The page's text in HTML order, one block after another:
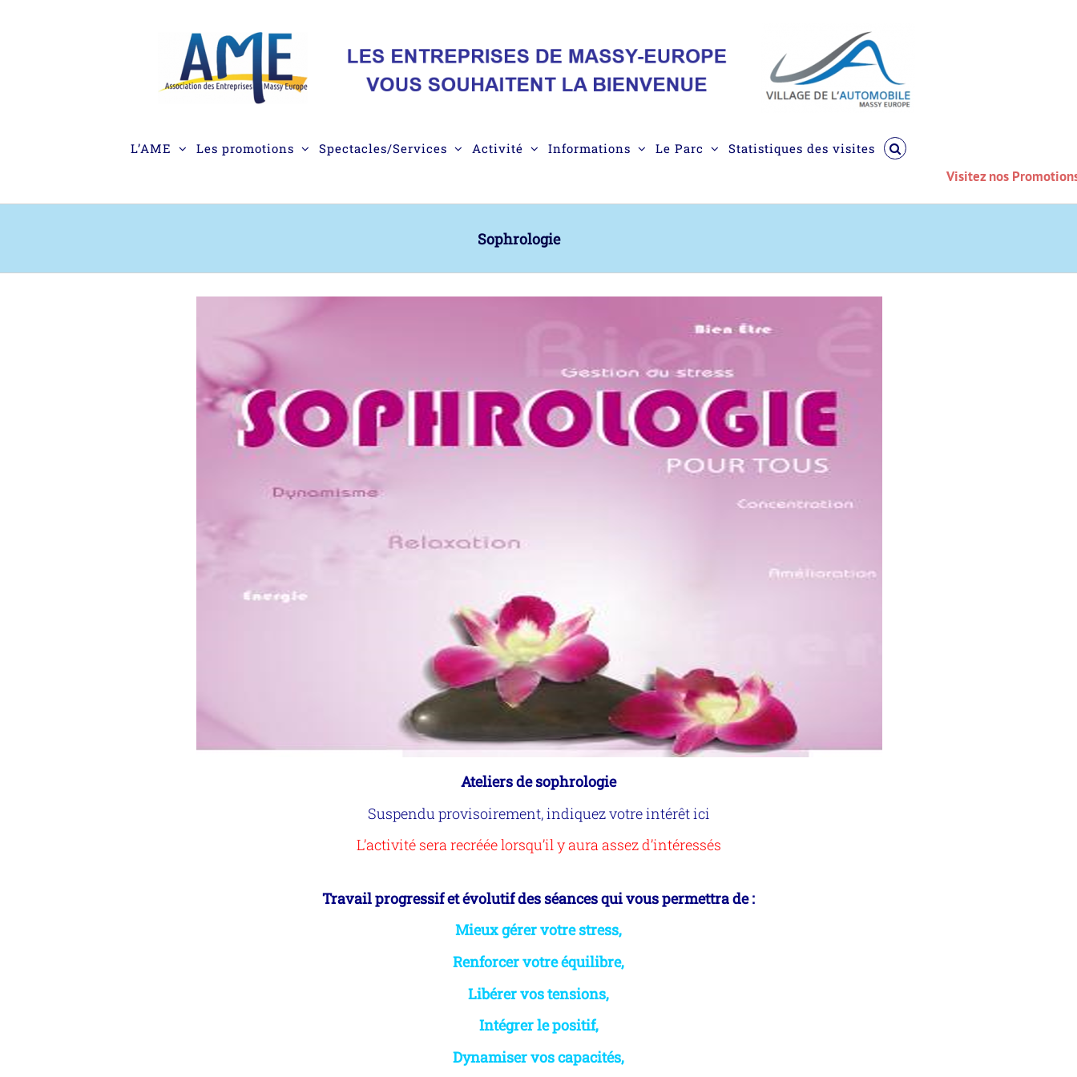
L’AME Les promotions Spectacles/Services Activité Informations Le Parc Statistiques des visites
Visitez nos Promotions du
Sophrologie
Ateliers de sophrologie
Suspendu provisoirement, indiquez votre intérêt ici
L’activité sera recréée lorsqu’il y aura assez d’intéressés
Travail progressif et évolutif des séances qui vous permettra de :
Mieux gérer votre stress,
Renforcer votre équilibre,
Libérer vos tensions,
Intégrer le positif,
Dynamiser vos capacités,